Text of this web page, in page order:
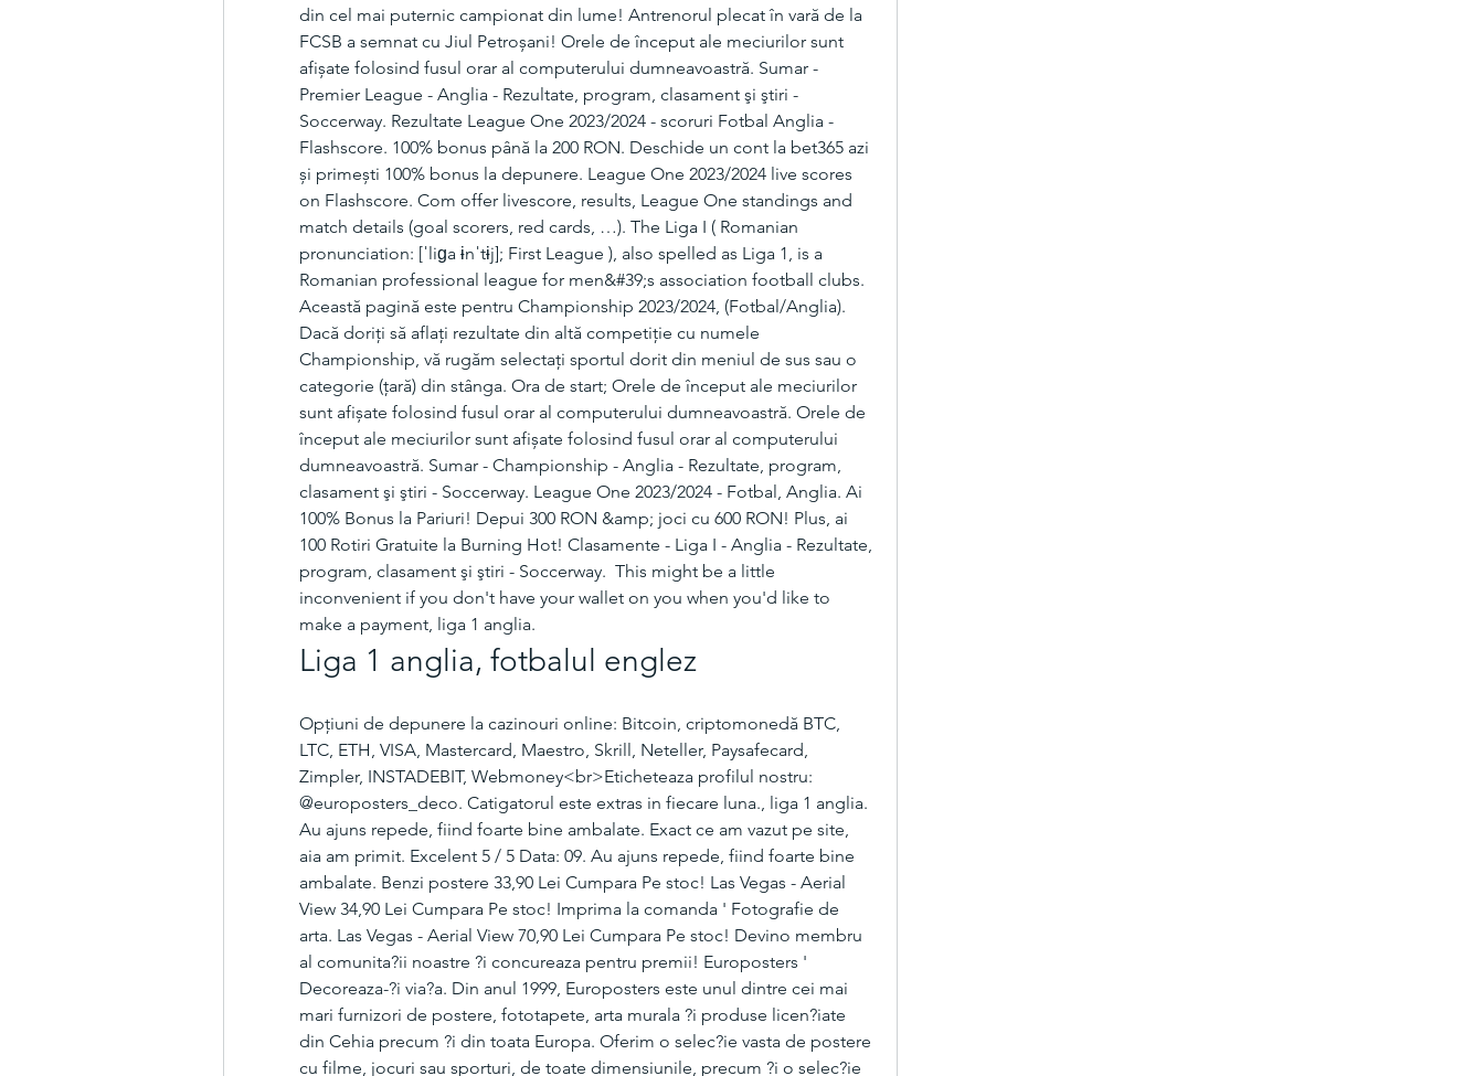
din cel mai puternic campionat din lume! Antrenorul plecat în vară de la
FCSB a semnat cu Jiul Petroșani! Orele de început ale meciurilor sunt
afișate folosind fusul orar al computerului dumneavoastră. Sumar -
Premier League - Anglia - Rezultate, program, clasament şi ştiri -
Soccerway. Rezultate League One 2023/2024 - scoruri Fotbal Anglia -
Flashscore. 100% bonus până la 200 RON. Deschide un cont la bet365 azi
și primești 100% bonus la depunere. League One 2023/2024 live scores
on Flashscore. Com offer livescore, results, League One standings and
match details (goal scorers, red cards, …). The Liga I ( Romanian
pronunciation: [ˈliɡa ɨnˈtɨj]; First League ), also spelled as Liga 1, is a
Romanian professional league for men&#39;s association football clubs.
Această pagină este pentru Championship 2023/2024, (Fotbal/Anglia).
Dacă doriți să aflați rezultate din altă competiție cu numele
Championship, vă rugăm selectați sportul dorit din meniul de sus sau o
categorie (țară) din stânga. Ora de start; Orele de început ale meciurilor
sunt afișate folosind fusul orar al computerului dumneavoastră. Orele de
început ale meciurilor sunt afișate folosind fusul orar al computerului
dumneavoastră. Sumar - Championship - Anglia - Rezultate, program,
clasament şi ştiri - Soccerway. League One 2023/2024 - Fotbal, Anglia. Ai
100% Bonus la Pariuri! Depui 300 RON &amp; joci cu 600 RON! Plus, ai
100 Rotiri Gratuite la Burning Hot! Clasamente - Liga I - Anglia - Rezultate,
program, clasament şi ştiri - Soccerway.  This might be a little
inconvenient if you don't have your wallet on you when you'd like to
make a payment, liga 1 anglia.
Liga 1 anglia, fotbalul englez
Opțiuni de depunere la cazinouri online: Bitcoin, criptomonedă BTC,
LTC, ETH, VISA, Mastercard, Maestro, Skrill, Neteller, Paysafecard,
Zimpler, INSTADEBIT, Webmoney<br>Eticheteaza profilul nostru:
@europosters_deco. Catigatorul este extras in fiecare luna., liga 1 anglia.
Au ajuns repede, fiind foarte bine ambalate. Exact ce am vazut pe site,
aia am primit. Excelent 5 / 5 Data: 09. Au ajuns repede, fiind foarte bine
ambalate. Benzi postere 33,90 Lei Cumpara Pe stoc! Las Vegas - Aerial
View 34,90 Lei Cumpara Pe stoc! Imprima la comanda ' Fotografie de
arta. Las Vegas - Aerial View 70,90 Lei Cumpara Pe stoc! Devino membru
al comunita?ii noastre ?i concureaza pentru premii! Europosters '
Decoreaza-?i via?a. Din anul 1999, Europosters este unul dintre cei mai
mari furnizori de postere, fototapete, arta murala ?i produse licen?iate
din Cehia precum ?i din toata Europa. Oferim o selec?ie vasta de postere
cu filme, jocuri sau sporturi, de toate dimensiunile, precum ?i o selec?ie